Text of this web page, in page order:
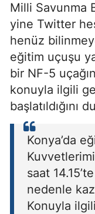
Milli Savunma
yine Twitter
henüz
eğitim uçuşu
bir NF-5
konuyla ilgili
başlatıldığını
Konya’da
saat
nedenle
Konuyla